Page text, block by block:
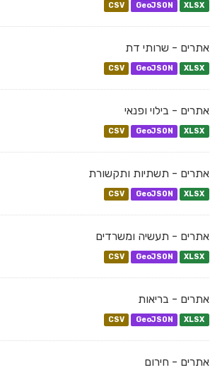
CSV GeoJSON XLSX
אתרים - שרותי דת
CSV GeoJSON XLSX
אתרים - בילוי ופנאי
CSV GeoJSON XLSX
אתרים - תשתיות ותקשורת
CSV GeoJSON XLSX
אתרים - תעשיה ומשרדים
CSV GeoJSON XLSX
אתרים - בריאות
CSV GeoJSON XLSX
אתרים - חירום